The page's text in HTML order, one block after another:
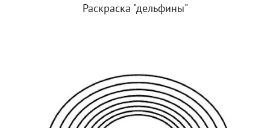
Раскраска "дельфины"